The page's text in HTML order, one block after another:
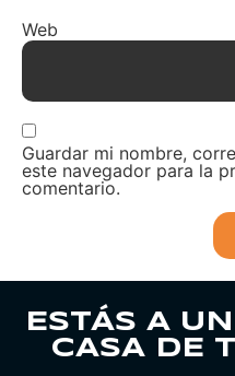
Web
Guardar mi nombre,
este navegador para la
comentario.
ESTÁS A
CASA DE